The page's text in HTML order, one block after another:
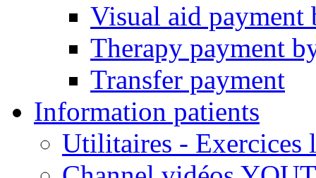
Visual aid payment
Therapy payment
Transfer payment
Information patients
Utilitaires - Exercices